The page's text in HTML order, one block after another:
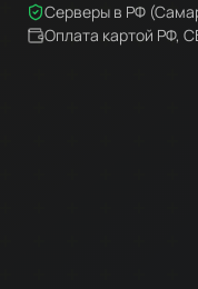
Серверы в РФ
Оплата картой РФ,